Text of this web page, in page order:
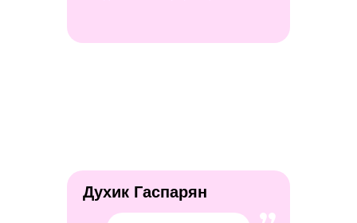
Духик Гаспарян